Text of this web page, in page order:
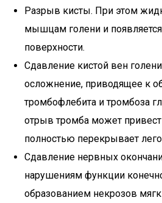
Разрыв кисты. При этом
мышцам голени и
поверхности.
Сдавление кистой вен
осложнение, приводящее к
тромбофлебита и тромбоза
отрыв тромба может
полностью перекрывает
Сдавление нервных
нарушениям функции
образованием некрозов